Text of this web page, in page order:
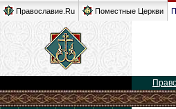
Православие.Ru Поместные Церкви